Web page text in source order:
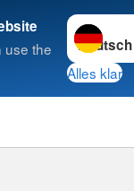
use the
Sprache
Alles klar